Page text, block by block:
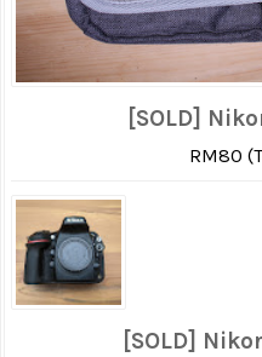
[SOLD]
RM80
[SOLD]